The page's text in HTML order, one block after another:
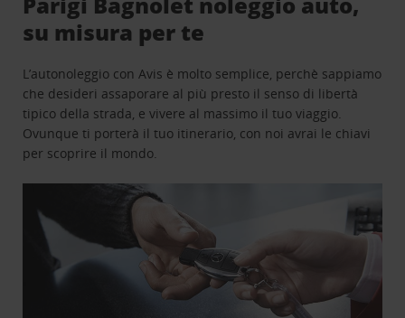
su misura per te
L’autonoleggio con Avis è molto semplice, perchè sappiamo
che desideri assaporare al più presto il senso di libertà
tipico della strada, e vivere al massimo il tuo viaggio.
Ovunque ti porterà il tuo itinerario, con noi avrai le chiavi
per scoprire il mondo.